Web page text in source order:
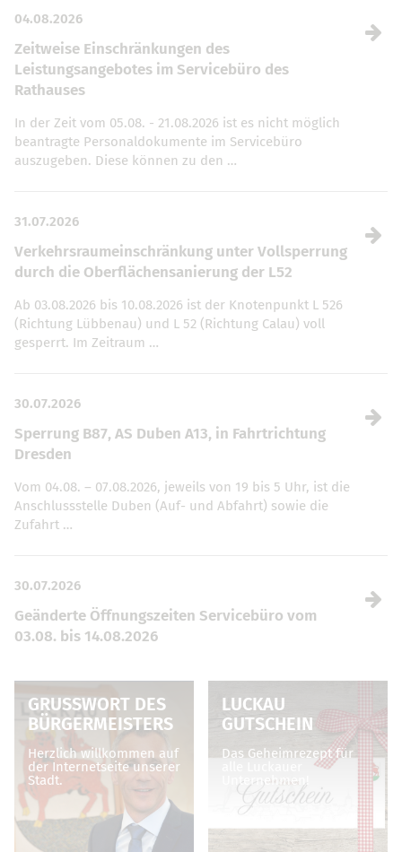
04.08.2026
Zeitweise Einschränkungen des
Leistungsangebotes im Servicebüro des
Rathauses
In der Zeit vom 05.08. - 21.08.2026 ist es nicht möglich
beantragte Personaldokumente im Servicebüro
auszugeben. Diese können zu den …
31.07.2026
Verkehrsraumeinschränkung unter Vollsperrung
durch die Oberflächensanierung der L52
Ab 03.08.2026 bis 10.08.2026 ist der Knotenpunkt L 526
(Richtung Lübbenau) und L 52 (Richtung Calau) voll
gesperrt. Im Zeitraum …
30.07.2026
Sperrung B87, AS Duben A13, in Fahrtrichtung
Dresden
Vom 04.08. – 07.08.2026, jeweils von 19 bis 5 Uhr, ist die
Anschlussstelle Duben (Auf- und Abfahrt) sowie die
Zufahrt …
30.07.2026
Geänderte Öffnungszeiten Servicebüro vom
03.08. bis 14.08.2026
Montag 07:00-13:00 …
GRUSSWORT DES B
ÜRGERMEISTERS
Herzlich willkommen auf
der Internetseite unserer
Stadt.
LUCKAU
GUTSCHEIN
Das Geheimrezept für
Unternehmen!